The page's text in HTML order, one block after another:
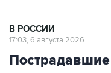
В РОССИИ
17:03, 6 августа 2026